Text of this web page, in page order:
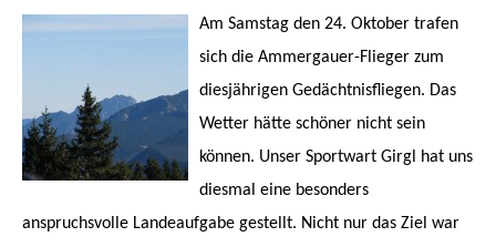
Am Samstag den 24. Oktober trafen
sich die Ammergauer-Flieger zum
diesjährigen Gedächtnisfliegen. Das
Wetter hätte schöner nicht sein
können. Unser Sportwart Girgl hat uns
diesmal eine besonders
anspruchsvolle Landeaufgabe gestellt. Nicht nur das Ziel war